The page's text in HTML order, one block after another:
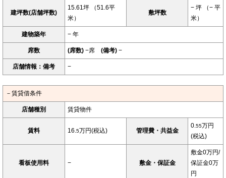
建坪数(店舗坪数)
15.61坪 （51.6平
米）
敷坪数
− 坪 （− 平
米）
建物築年 − 年
席数 (席数) −席 (備考) −
店舗情報：備考 −
－賃貸借条件
店舗種別 賃貸物件
賃料 16.5万円(税込) 管理費・共益金
0.55万円
(税込)
看板使用料 − 敷金・保証金
敷金0万円/
保証金0万
円